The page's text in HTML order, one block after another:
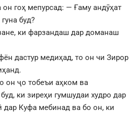
он гоҳ мепурсад: — Ғаму андӯҳат
буд?
ки фарзандаш дар доманаш
дастур медиҳад, то он чи Зирор
он ҷо тобеъи аҳком ва
ки зиреҳи гумшудаи худро дар
дар Куфа мебинад ва бо он, ки